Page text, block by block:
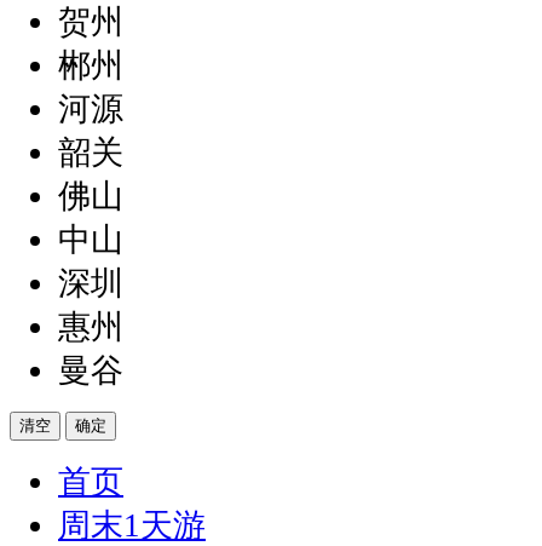
贺州
郴州
河源
韶关
佛山
中山
深圳
惠州
曼谷
清空 确定
首页
周末1天游